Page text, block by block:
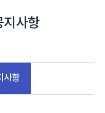
지사항
사항